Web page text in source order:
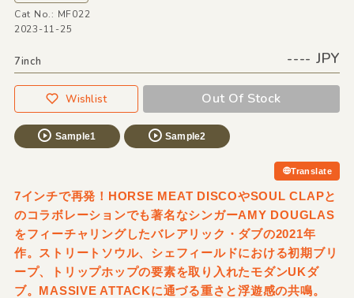
Cat No.: MF022
2023-11-25
7inch ---- JPY
Wishlist Out Of Stock
Sample1 Sample2
Translate
7インチで再発！HORSE MEAT DISCOやSOUL CLAPと
のコラボレーションでも著名なシンガーAMY DOUGLAS
をフィーチャリングしたバレアリック・ダブの2021年
作。ストリートソウル、シェフィールドにおける初期ブリ
ープ、トリップホップの要素を取り入れたモダンUKダ
ブ。MASSIVE ATTACKに通づる重さと浮遊感の共鳴。